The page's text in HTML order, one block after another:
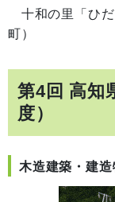
十和の里「ひだ
町）
第4回 高知
度）
木造建築・建造